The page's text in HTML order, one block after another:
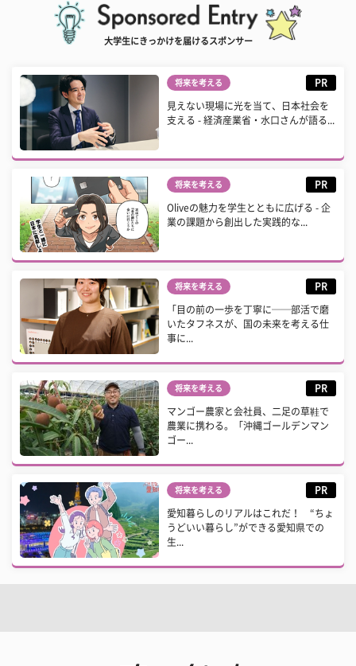
大学生にきっかけを届けるスポンサー
将来を考える PR
見えない現場に光を当て、日本社会を
支える - 経済産業省・水口さんが語る...
将来を考える PR
Oliveの魅力を学生とともに広げる - 企
業の課題から創出した実践的な...
将来を考える PR
「目の前の一歩を丁寧に──部活で磨
いたタフネスが、国の未来を考える仕
事に...
将来を考える PR
マンゴー農家と会社員、二足の草鞋で
農業に携わる。「沖縄ゴールデンマン
ゴー...
将来を考える PR
愛知暮らしのリアルはこれだ！ “ちょ
うどいい暮らし”ができる愛知県での
生...